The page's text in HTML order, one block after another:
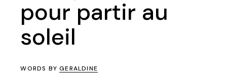
pour partir au
soleil
WORDS BYGERALDINE